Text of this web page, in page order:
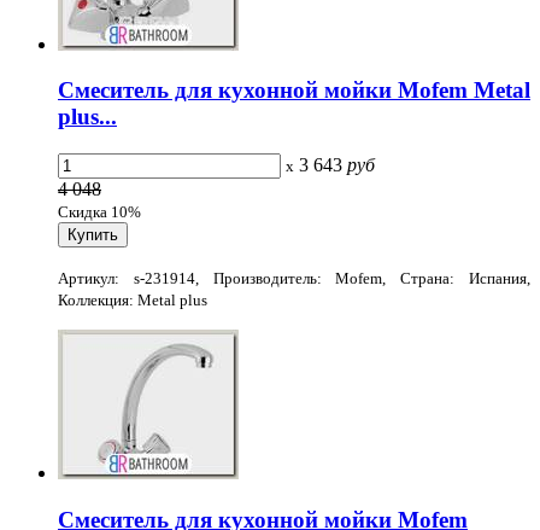
Смеситель для кухонной мойки Mofem Metal
plus...
x 3 643 руб
4 048
Скидка 10%
Артикул: s-231914, Производитель: Mofem, Страна: Испания,
Коллекция: Metal plus
Смеситель для кухонной мойки Mofem